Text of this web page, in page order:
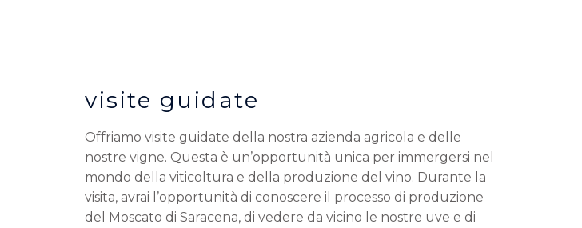
visite guidate
Offriamo visite guidate della nostra azienda agricola e delle
nostre vigne. Questa è un’opportunità unica per immergersi nel
mondo della viticoltura e della produzione del vino. Durante la
visita, avrai l’opportunità di conoscere il processo di produzione
del Moscato di Saracena, di vedere da vicino le nostre uve e di